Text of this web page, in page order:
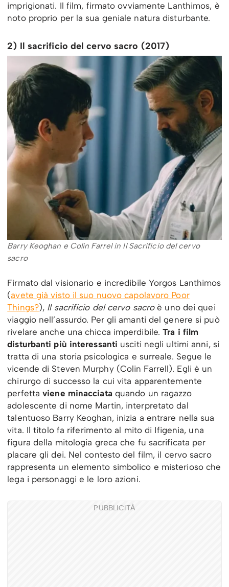
imprigionati. Il film, firmato ovviamente Lanthimos, è
noto proprio per la sua geniale natura disturbante.
2) Il sacrificio del cervo sacro (2017)
Barry Keoghan e Colin Farrel in Il Sacrificio del cervo
sacro
Firmato dal visionario e incredibile Yorgos Lanthimos
(avete già visto il suo nuovo capolavoro Poor
Things?), Il sacrificio del cervo sacroè uno dei quei
viaggio nell’assurdo. Per gli amanti del genere si può
rivelare anche una chicca imperdibile.Tra i film
disturbanti più interessanti usciti negli ultimi anni, si
tratta di una storia psicologica e surreale. Segue le
vicende di Steven Murphy (Colin Farrell). Egli è un
chirurgo di successo la cui vita apparentemente
perfettaviene minacciata quando un ragazzo
adolescente di nome Martin, interpretato dal
talentuoso Barry Keoghan, inizia a entrare nella sua
vita. Il titolo fa riferimento al mito di Ifigenia, una
figura della mitologia greca che fu sacrificata per
placare gli dei. Nel contesto del film, il cervo sacro
rappresenta un elemento simbolico e misterioso che
lega i personaggi e le loro azioni.
PUBBLICITÀ